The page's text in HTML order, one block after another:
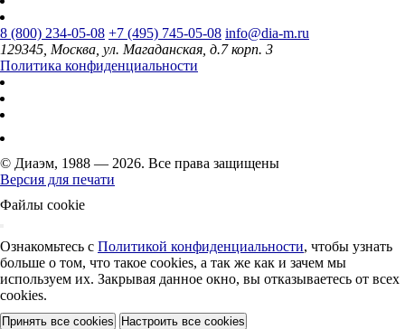
8 (800) 234-05-08 +7 (495) 745-05-08 info@dia-m.ru
129345, Москва, ул. Магаданская, д.7 корп. 3
Политика конфиденциальности
© Диаэм, 1988 — 2026. Все права защищены
Версия для печати
Файлы cookie
Ознакомьтесь с Политикой конфиденциальности, чтобы узнать
больше о том, что такое cookies, а так же как и зачем мы
используем их. Закрывая данное окно, вы отказываетесь от всех
cookies.
Принять все cookies Настроить все cookies